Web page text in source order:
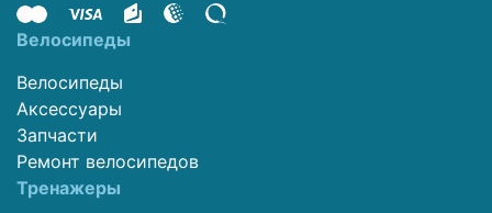
Велосипеды
Велосипеды
Аксессуары
Запчасти
Ремонт велосипедов
Тренажеры